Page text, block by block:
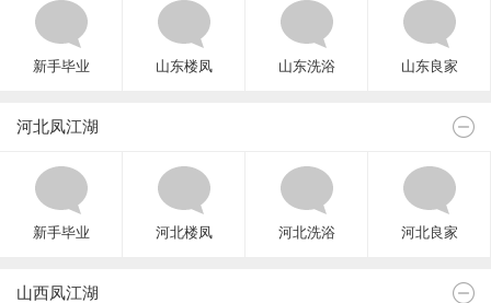
新手毕业 山东楼凤 山东洗浴 山东良家
河北凤江湖
新手毕业 河北楼凤 河北洗浴 河北良家
山西凤江湖